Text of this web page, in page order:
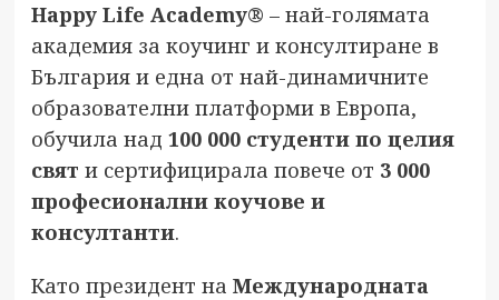
Happy Life Academy® – най-голямата
академия за коучинг и консултиране в
България и една от най-динамичните
образователни платформи в Европа,
обучила над 100 000 студенти по целия
свят и сертифицирала повече от 3 000
професионални коучове и
консултанти.
Като президент на Международната